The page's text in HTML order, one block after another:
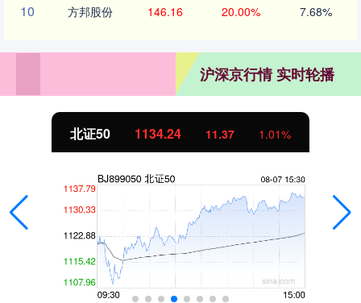
10 方邦股份 146.16 20.00% 7.68%
沪深京行情 实时轮播
北证50 1134.24 11.37 1.01%